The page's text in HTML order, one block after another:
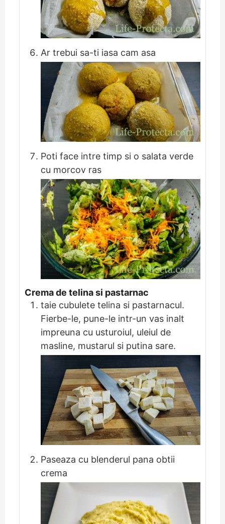
Ar trebui sa-ti iasa cam asa
Poti face intre timp si o salata verde
cu morcov ras
Crema de telina si pastarnac
taie cubulete telina si pastarnacul.
Fierbe-le, pune-le intr-un vas inalt
impreuna cu usturoiul, uleiul de
masline, mustarul si putina sare.
Paseaza cu blenderul pana obtii
crema